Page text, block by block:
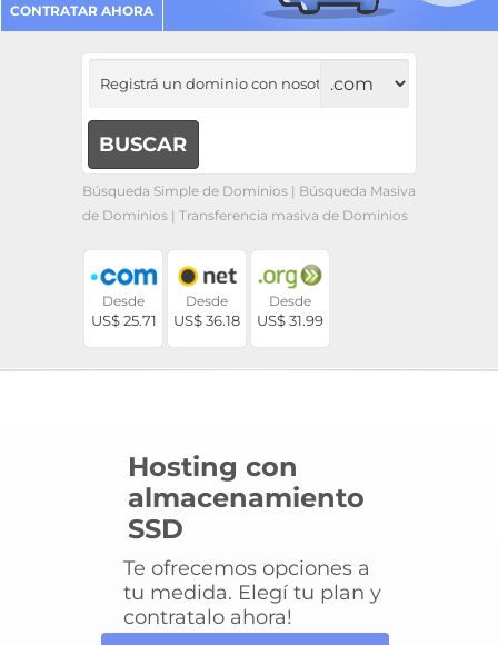
CONTRATAR AHORA
Búsqueda Simple de Dominios | Búsqueda Masiva
de Dominios | Transferencia masiva de Dominios
Desde
US$ 25.71
Desde
US$ 36.18
Desde
US$ 31.99
Hosting con
almacenamiento
SSD
Te ofrecemos opciones a
tu medida. Elegí tu plan y
contratalo ahora!